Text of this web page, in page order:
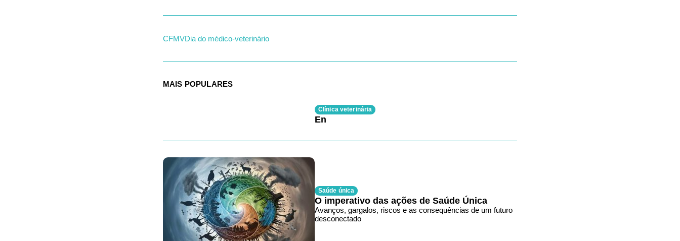
CFMVDia do médico-veterinário
MAIS POPULARES
Clínica veterinária
En
Saúde única
O imperativo das ações de Saúde Única
Avanços, gargalos, riscos e as consequências de um futuro
desconectado